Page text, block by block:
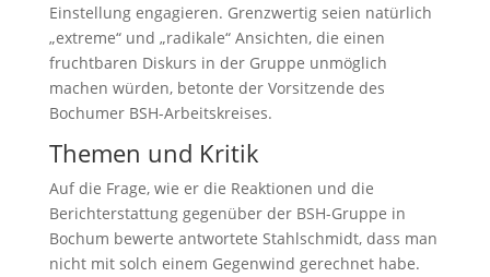
Einstellung engagieren. Grenzwertig seien natürlich
„extreme“ und „radikale“ Ansichten, die einen
fruchtbaren Diskurs in der Gruppe unmöglich
machen würden, betonte der Vorsitzende des
Bochumer BSH-Arbeitskreises.
Themen und Kritik
Auf die Frage, wie er die Reaktionen und die
Berichterstattung gegenüber der BSH-Gruppe in
Bochum bewerte antwortete Stahlschmidt, dass man
nicht mit solch einem Gegenwind gerechnet habe.